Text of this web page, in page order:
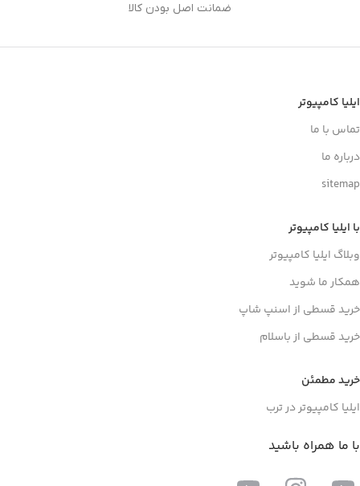
ضمانت اصل بودن کالا
ایلیا کامپیوتر
تماس با ما
درباره ما
sitemap
با ایلیا کامپیوتر
وبلاگ ایلیا کامپیوتر
همکار ما شوید
خرید قسطی از اسنپ شاپ
خرید قسطی از باسلام
خرید مطمئن
ایلیا کامپیوتر در ترب
با ما همراه باشید